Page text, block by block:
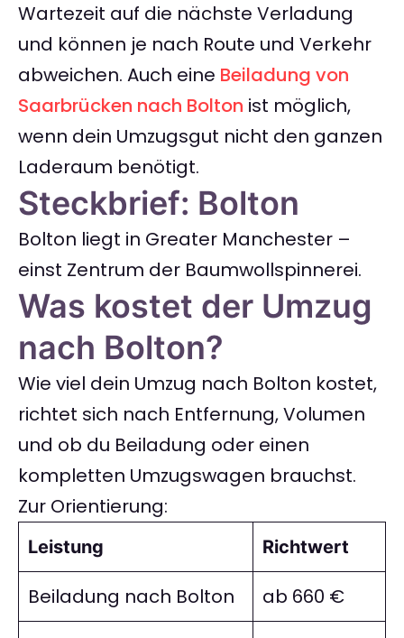
Wartezeit auf die nächste Verladung
und können je nach Route und Verkehr
abweichen. Auch eine Beiladung von
Saarbrücken nach Bolton ist möglich,
wenn dein Umzugsgut nicht den ganzen
Laderaum benötigt.
Steckbrief: Bolton
Bolton liegt in Greater Manchester –
einst Zentrum der Baumwollspinnerei.
Was kostet der Umzug
nach Bolton?
Wie viel dein Umzug nach Bolton kostet,
richtet sich nach Entfernung, Volumen
und ob du Beiladung oder einen
kompletten Umzugswagen brauchst.
Zur Orientierung:
Leistung Richtwert
Beiladung nach Bolton
ab 660 €